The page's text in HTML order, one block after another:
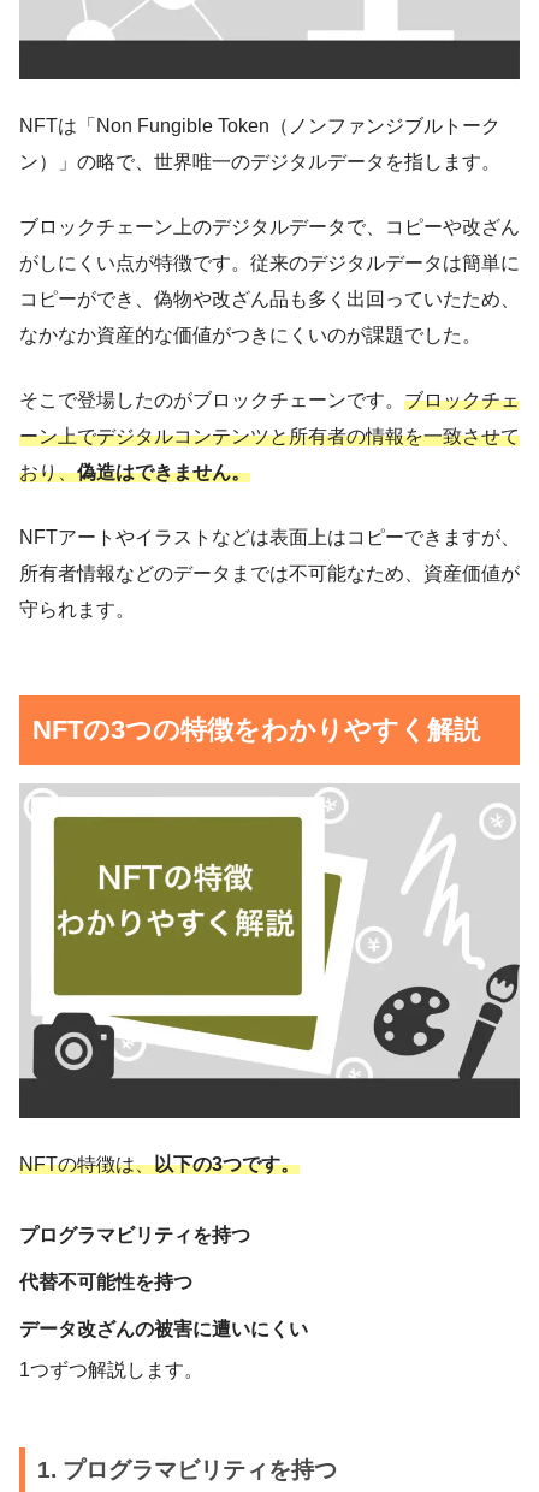
NFTは「Non Fungible Token（ノンファンジブルトーク
ン）」の略で、世界唯一のデジタルデータを指します。
ブロックチェーン上のデジタルデータで、コピーや改ざん
がしにくい点が特徴です。従来のデジタルデータは簡単に
コピーができ、偽物や改ざん品も多く出回っていたため、
なかなか資産的な価値がつきにくいのが課題でした。
そこで登場したのがブロックチェーンです。 ブロックチェ
ーン上でデジタルコンテンツと所有者の情報を一致させて
おり、偽造はできません。
NFTアートやイラストなどは表面上はコピーできますが、
所有者情報などのデータまでは不可能なため、資産価値が
守られます。
NFTの3つの特徴をわかりやすく解説
NFTの特徴は、以下の3つです。
プログラマビリティを持つ
代替不可能性を持つ
データ改ざんの被害に遭いにくい
1つずつ解説します。
1. プログラマビリティを持つ